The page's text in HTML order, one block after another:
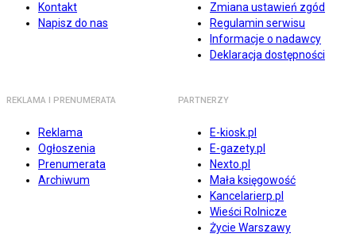
Kontakt
Napisz do nas
Zmiana ustawień zgód
Regulamin serwisu
Informacje o nadawcy
Deklaracja dostępności
REKLAMA I PRENUMERATA
Reklama
Ogłoszenia
Prenumerata
Archiwum
PARTNERZY
E-kiosk.pl
E-gazety.pl
Nexto.pl
Mała księgowość
Kancelarierp.pl
Wieści Rolnicze
Życie Warszawy